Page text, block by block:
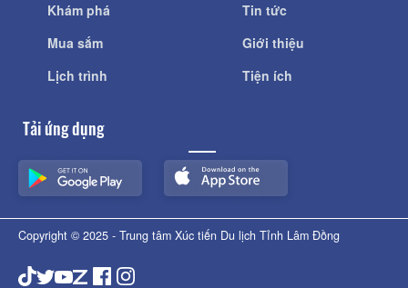
Khám phá
Mua sắm
Lịch trình
Tin tức
Giới thiệu
Tiện ích
Tải ứng dụng
Copyright © 2025 - Trung tâm Xúc tiến Du lịch Tỉnh Lâm Đồng